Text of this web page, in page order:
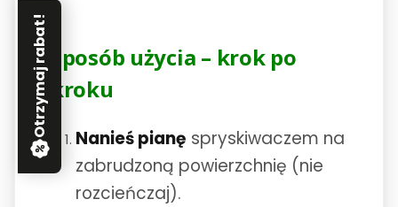
Sposób użycia – krok po
kroku
Nanieś pianę spryskiwaczem na
zabrudzoną powierzchnię (nie
rozcieńczaj).
Otrzymaj rabat!